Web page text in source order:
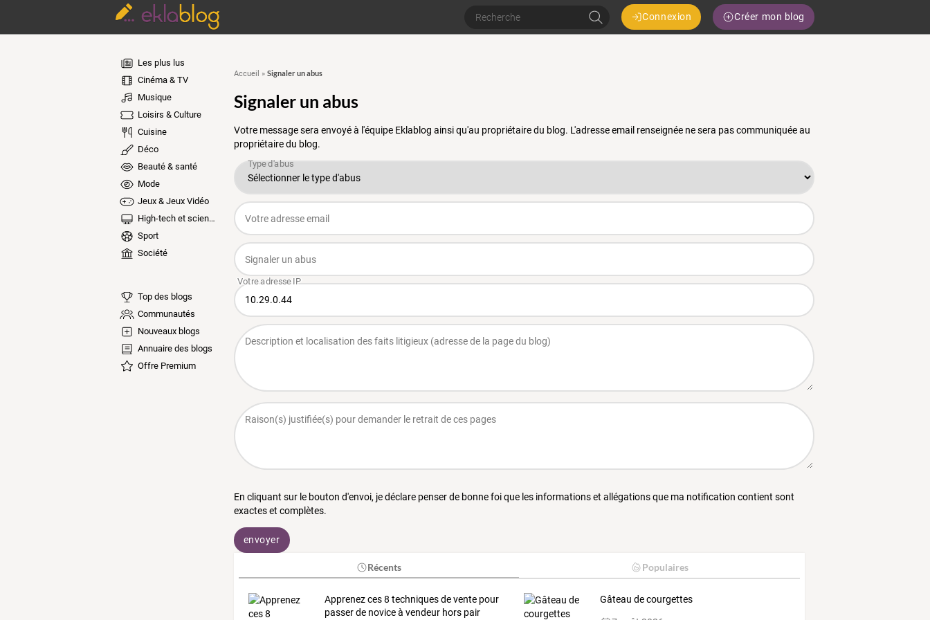
Connexion Créer mon blog
Les plus lus
Cinéma & TV
Musique
Loisirs & Culture
Cuisine
Déco
Beauté & santé
Mode
Jeux & Jeux Vidéo
High-tech et sciences
Sport
Société
Top des blogs
Communautés
Nouveaux blogs
Annuaire des blogs
Offre Premium
Accueil » Signaler un abus
Signaler un abus
Votre message sera envoyé à l'équipe Eklablog ainsi qu'au propriétaire du blog. L'adresse email renseignée ne sera pas communiquée au
propriétaire du blog.
En cliquant sur le bouton d'envoi, je déclare penser de bonne foi que les informations et allégations que ma notification contient sont
exactes et complètes.
envoyer
Récents Populaires
Apprenez ces 8 techniques de vente pour
passer de novice à vendeur hors pair
Gâteau de courgettes